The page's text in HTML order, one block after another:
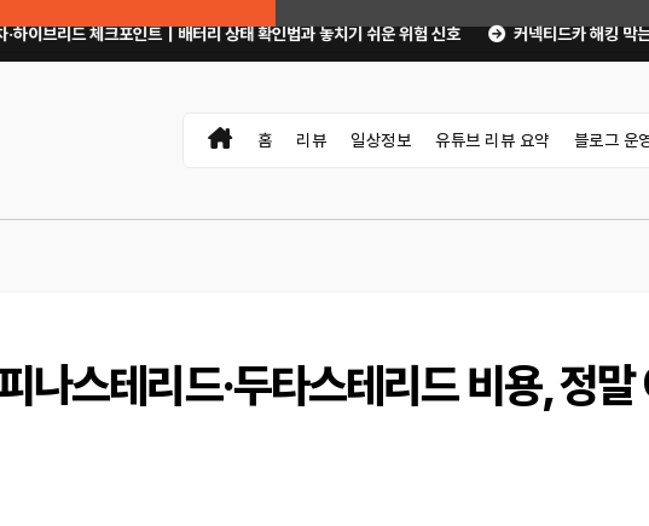
배터리 상태 확인법과 놓치기 쉬운 위험 신호 커넥티드카 해킹 막는 5가지 보안 설정｜
홈 리뷰 일상정보 유튜브 리뷰 요약 블로그 운
나스테리드·두타스테리드 비용, 정말